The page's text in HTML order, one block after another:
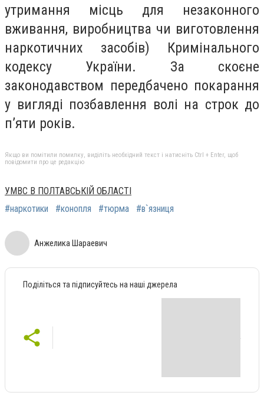
утримання місць для незаконного
вживання, виробництва чи виготовлення
наркотичних засобів) Кримінального
кодексу України. За скоєне
законодавством передбачено покарання
у вигляді позбавлення волі на строк до
п’яти років.
Якщо ви помітили помилку, виділіть необхідний текст і натисніть Ctrl + Enter, щоб
повідомити про це редакцію
УМВС В ПОЛТАВСЬКІЙ ОБЛАСТІ
#наркотики
#конопля #тюрма #в`язниця
Анжелика Шараевич
Поділіться та підписуйтесь на наші джерела